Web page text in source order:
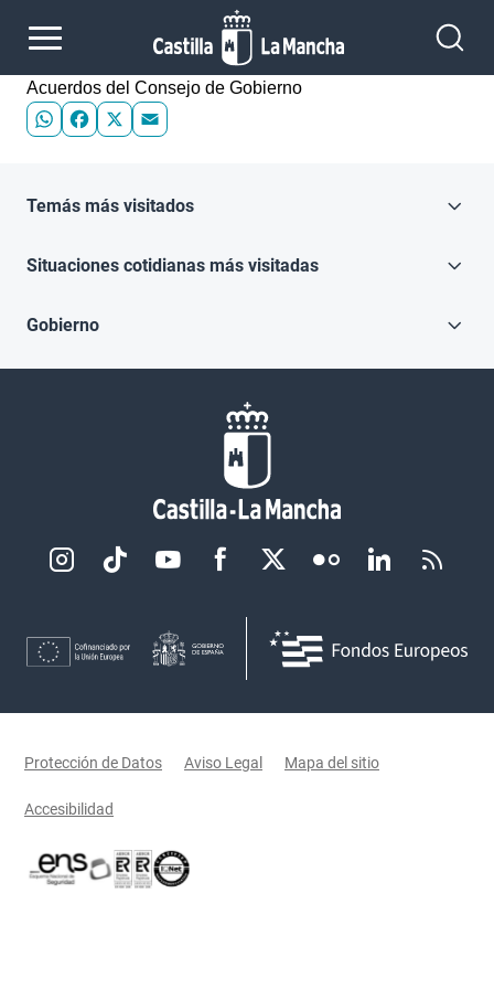
Acuerdos del Consejo de Gobierno
WhatsApp
Facebook
X
Temás más visitados
Situaciones cotidianas más visitadas
Gobierno
Redes sociales JCCM
Menú legal
Protección de Datos Aviso Legal Mapa del sitio
Accesibilidad